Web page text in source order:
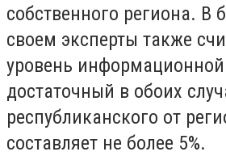
собственного региона. В
своем эксперты также
уровень
достаточный в обоих
республиканского от
составляет не более 5%.